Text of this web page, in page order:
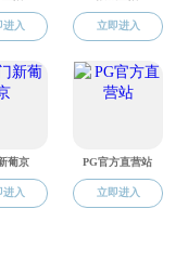
面试系统